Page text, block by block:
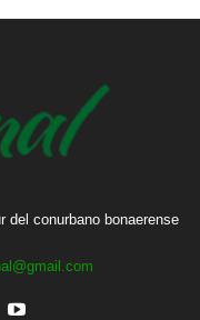
del conurbano bonaerense